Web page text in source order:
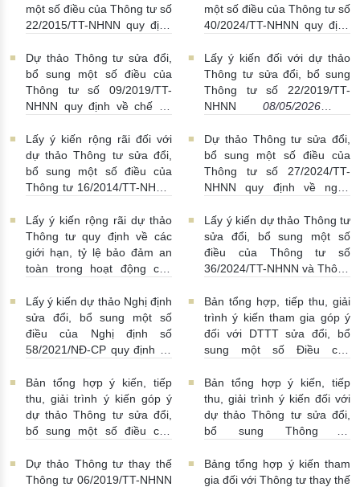
13/05/2026 | 07:00:00
cơ chế thử nghiệm có kiểm
soát trong lĩnh vực ngân
một số điều của Thông tư số
22/2015/TT-NHNN quy định
dụng séc
12/05/2026 |
09:00:00
một số điều của Thông tư số
40/2024/TT-NHNN quy định
vụ trung gian thanh toán
được sửa đổi, bổ sung bởi
Thông tư số 41/2025/TT-
NHNN
12/05/2026 |
Dự thảo Thông tư sửa đổi,
bổ sung một số điều của
Thông tư số 09/2019/TT-
NHNN quy định về chế độ
hàng Nhà nước Việt Nam
11/05/2026 | 04:35:00
Lấy ý kiến đối với dự thảo
Thông tư sửa đổi, bổ sung
Thông tư số 22/2019/TT-
NHNN
08/05/2026 |
Lấy ý kiến rộng rãi đối với
dự thảo Thông tư sửa đổi,
bổ sung một số điều của
Thông tư 16/2014/TT-NHNN
Dự thảo Thông tư sửa đổi,
bổ sung một số điều của
Thông tư số 27/2024/TT-
NHNN quy định về ngân
nộp, quản lý và sử dụng
Quỹ bảo đảm an toàn hệ
thống quỹ tín dụng nhân
dân 08/05/2026 | 04:14:00
Lấy ý kiến rộng rãi dự thảo
Thông tư quy định về các
giới hạn, tỷ lệ bảo đảm an
toàn trong hoạt động của
hàng nước ngoài
29/04/2026 | 10:25:00
Lấy ý kiến dự thảo Thông tư
sửa đổi, bổ sung một số
điều của Thông tư số
36/2024/TT-NHNN và Thông
28/04/2026 | 13:51:00
Lấy ý kiến dự thảo Nghị định
sửa đổi, bổ sung một số
điều của Nghị định số
58/2021/NĐ-CP quy định về
thông tin tín dụng (dự thảo
Nghị định)
24/04/2026 |
16:39:00
Bản tổng hợp, tiếp thu, giải
trình ý kiến tham gia góp ý
đối với DTTT sửa đổi, bổ
sung một số Điều của
NHNN quy định về hoạt
động thông tin tín dụng của
NHNN
24/04/2026 |
16:00:00
Bản tổng hợp ý kiến, tiếp
thu, giải trình ý kiến góp ý
dự thảo Thông tư sửa đổi,
bổ sung một số điều của
NHNN ngày 30/12/2016 quy
định về hoạt động cho vay
Bản tổng hợp ý kiến, tiếp
thu, giải trình ý kiến đối với
dự thảo Thông tư sửa đổi,
bổ sung Thông tư
24/04/2026 | 04:26:00
Dự thảo Thông tư thay thế
Thông tư 06/2019/TT-NHNN
Bảng tổng hợp ý kiến tham
gia đối với Thông tư thay thế